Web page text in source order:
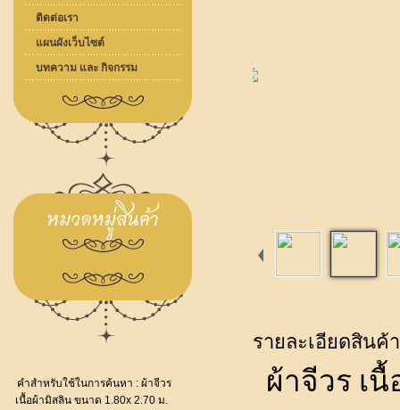
ติดต่อเรา
แผนผังเว็บไซต์
บทความ และ กิจกรรม
คำสำหรับใช้ในการค้นหา : ผ้าจีวร
เนื้อผ้ามิสลิน ขนาด 1.80x 2.70 ม.
รายละเอียดสินค้า
ผ้าจีวร เ